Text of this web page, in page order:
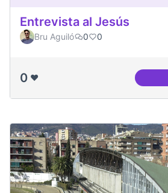
Entrevista al Jesús
Bru Aguiló 0 0
0 ❤️